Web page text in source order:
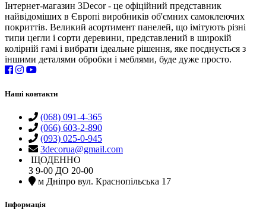
Інтернет-магазин 3Decor - це офіційний представник
найвідоміших в Європі виробників об'ємних самоклеючих
покриттів. Великий асортимент панелей, що імітують різні
типи цегли і сорти деревини, представлений в широкій
колірній гамі і вибрати ідеальне рішення, яке поєднується з
іншими деталями обробки і меблями, буде дуже просто.
Наші контакти
(068) 091-4-365
(066) 603-2-890
(093) 025-0-945
3decorua@gmail.com
ЩОДЕННО
З 9-00 ДО 20-00
м Дніпро вул. Краснопільська 17
Інформація